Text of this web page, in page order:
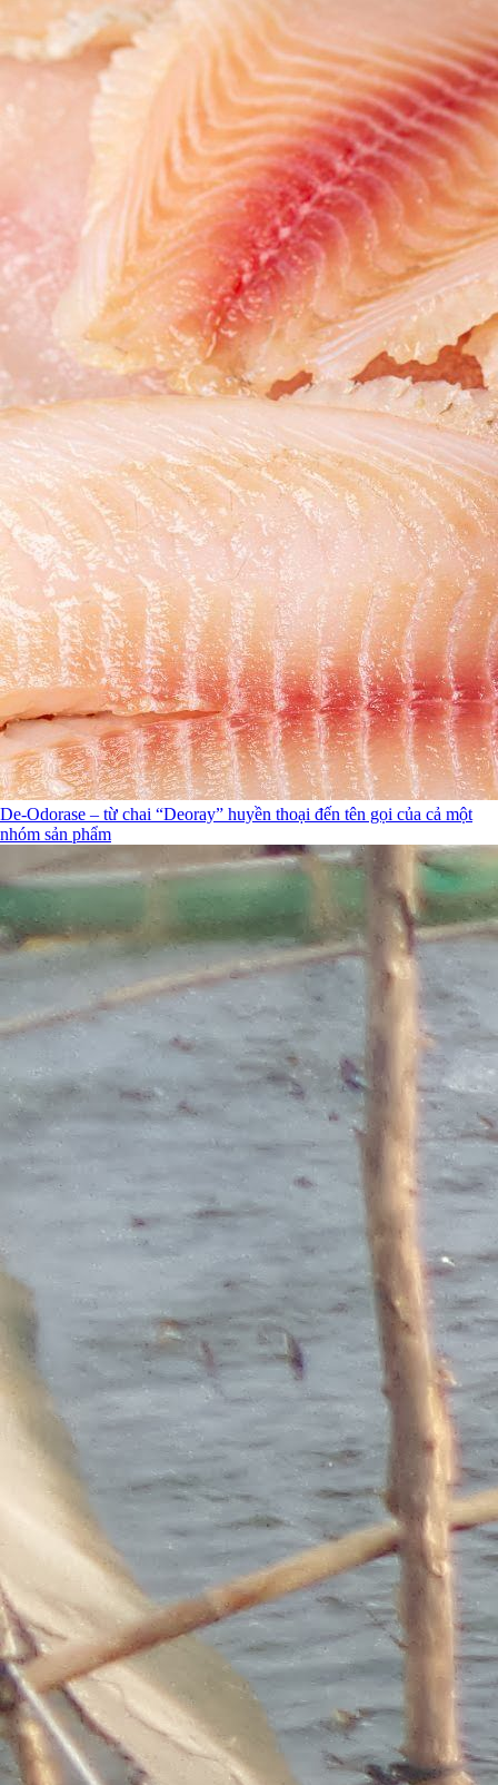
De-Odorase – từ chai “Deoray” huyền thoại đến tên gọi của cả một
nhóm sản phẩm